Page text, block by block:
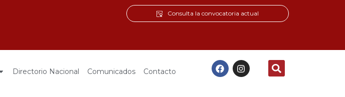
Consulta la convocatoria actual
Directorio Nacional Comunicados Contacto